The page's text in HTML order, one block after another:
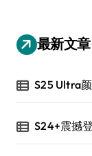
最新文章
S25 Ultra
S24+震撼